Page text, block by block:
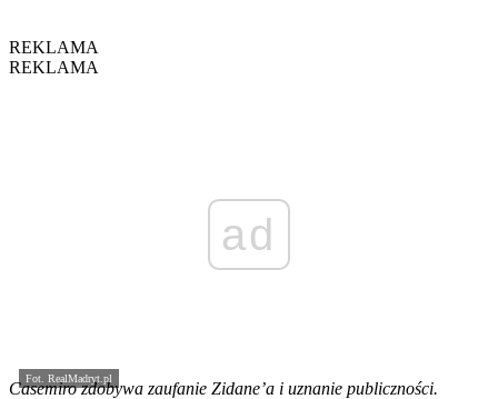
REKLAMA
REKLAMA
ad
Fot. RealMadryt.pl
Casemiro zdobywa zaufanie Zidane’a i uznanie publiczności.